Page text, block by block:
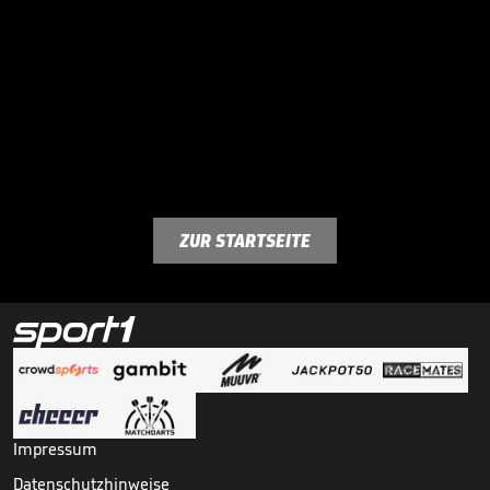
ZUR STARTSEITE
Impressum
Datenschutzhinweise